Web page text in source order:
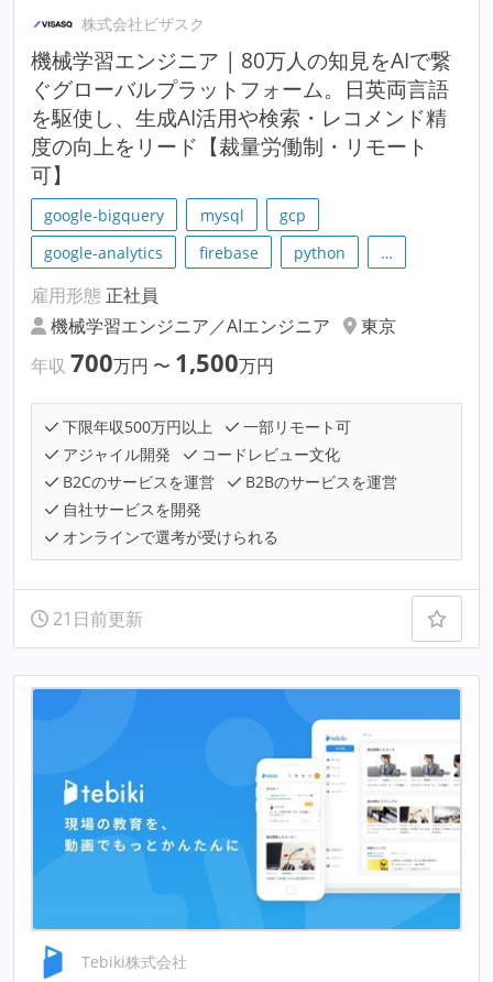
株式会社ビザスク
機械学習エンジニア | 80万人の知見をAIで繋
ぐグローバルプラットフォーム。日英両言語
を駆使し、生成AI活用や検索・レコメンド精
度の向上をリード【裁量労働制・リモート
可】
google-bigquery mysql
gcp
google-analytics
firebase python …
雇用形態 正社員
機械学習エンジニア／AIエンジニア
東京
年収 700万円 〜 1,500万円
下限年収500万円以上
一部リモート可
アジャイル開発
コードレビュー文化
B2Cのサービスを運営
B2Bのサービスを運営
自社サービスを開発
オンラインで選考が受けられる
21日前更新
Tebiki株式会社